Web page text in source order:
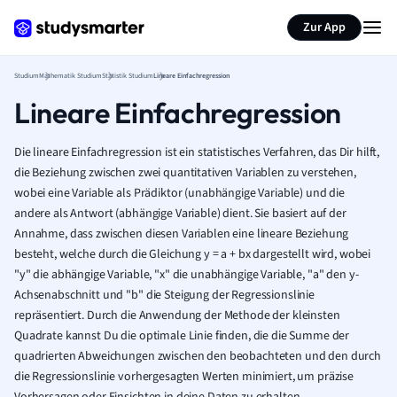
Zur App
StudiumMathematik StudiumStatistik StudiumLineare Einfachregression
Lineare Einfachregression
Die lineare Einfachregression ist ein statistisches Verfahren, das Dir hilft,
die Beziehung zwischen zwei quantitativen Variablen zu verstehen,
wobei eine Variable als Prädiktor (unabhängige Variable) und die
andere als Antwort (abhängige Variable) dient. Sie basiert auf der
Annahme, dass zwischen diesen Variablen eine lineare Beziehung
besteht, welche durch die Gleichung y = a + bx dargestellt wird, wobei
"y" die abhängige Variable, "x" die unabhängige Variable, "a" den y-
Achsenabschnitt und "b" die Steigung der Regressionslinie
repräsentiert. Durch die Anwendung der Methode der kleinsten
Quadrate kannst Du die optimale Linie finden, die die Summe der
quadrierten Abweichungen zwischen den beobachteten und den durch
die Regressionslinie vorhergesagten Werten minimiert, um präzise